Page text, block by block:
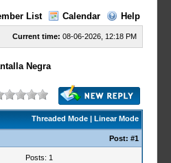
List Calendar Help
Current time: 08-06-2026, 12:18 PM
Negra
Threaded Mode| Linear Mode
Post: #1
Posts: 1